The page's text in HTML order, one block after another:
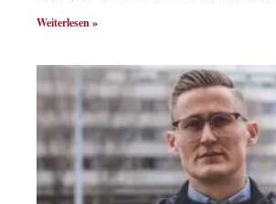
Weiterlesen »